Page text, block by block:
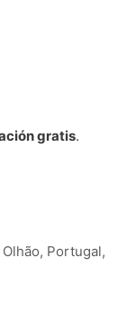
gratis.
Olhão, Portugal,